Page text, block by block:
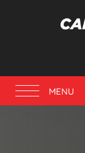
Toggle
navigation
MENU